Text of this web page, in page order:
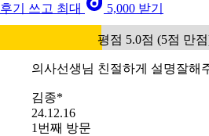
후기 쓰고 최대 5,000 받기
평점 5.0점 (5점 만
의사선생님 친절하게 설명잘해
김종*
24.12.16
1번째 방문